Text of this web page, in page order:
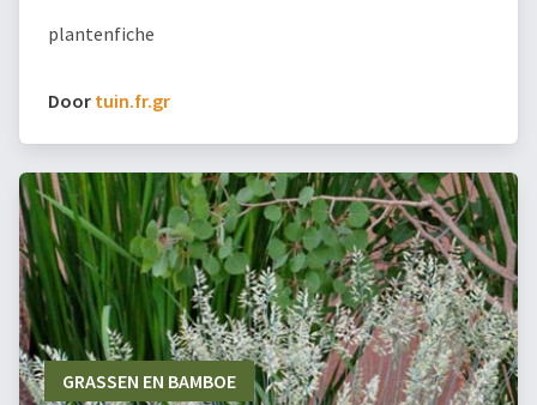
plantenfiche
Door tuin.fr.gr
GRASSEN EN BAMBOE